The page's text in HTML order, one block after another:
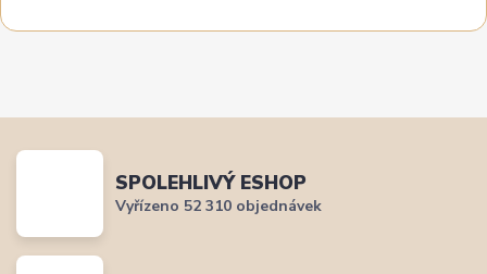
SPOLEHLIVÝ ESHOP
Vyřízeno 52 310 objednávek